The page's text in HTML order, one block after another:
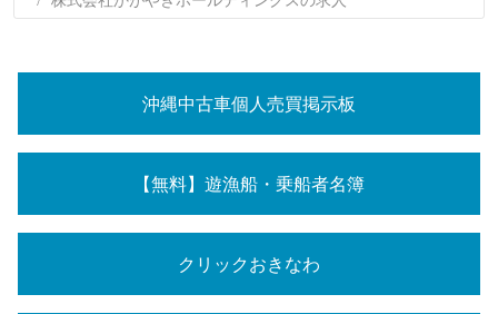
沖縄中古車個人売買掲示板
【無料】遊漁船・乗船者名簿
クリックおきなわ